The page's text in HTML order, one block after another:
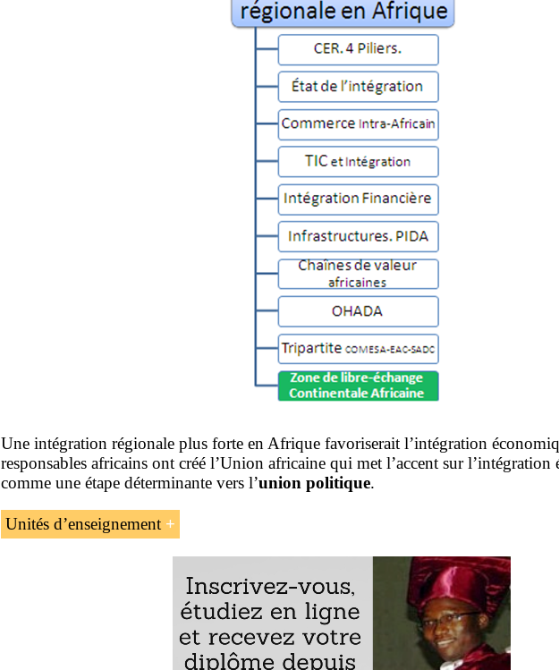
Une intégration régionale plus forte en Afrique favoriserait l’intégration
responsables africains ont créé l’Union africaine qui met l’accent sur l’intégration
comme une étape déterminante vers l’union politique.
Unités d’enseignement
La formation FOAD « L’intégration régionale en Afrique » proposé par l’EENI
School, se compose de dix unités d’enseignement :
L’introduction à l’intégration régionale en Afrique
Les communautés économiques régionales (CER)